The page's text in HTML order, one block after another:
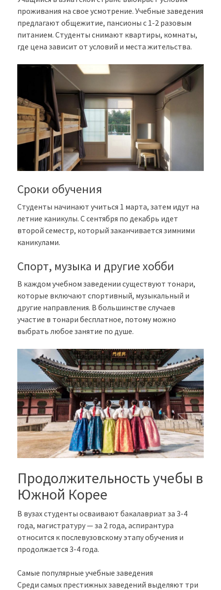
проживания на свое усмотрение. Учебные заведения
предлагают общежитие, пансионы с 1-2 разовым
питанием. Студенты снимают квартиры, комнаты,
где цена зависит от условий и места жительства.
Сроки обучения
Студенты начинают учиться 1 марта, затем идут на
летние каникулы. С сентября по декабрь идет
второй семестр, который заканчивается зимними
каникулами.
Спорт, музыка и другие хобби
В каждом учебном заведении существуют тонари,
которые включают спортивный, музыкальный и
другие направления. В большинстве случаев
участие в тонари бесплатное, потому можно
выбрать любое занятие по душе.
Продолжительность учебы в
Южной Корее
В вузах студенты осваивают бакалавриат за 3-4
года, магистратуру — за 2 года, аспирантура
относится к послевузовскому этапу обучения и
продолжается 3-4 года.
Самые популярные учебные заведения
Среди самых престижных заведений выделяют три